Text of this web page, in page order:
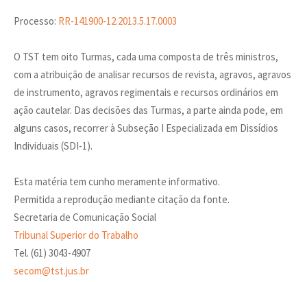
Processo: RR-141900-12.2013.5.17.0003
O TST tem oito Turmas, cada uma composta de três ministros,
com a atribuição de analisar recursos de revista, agravos, agravos
de instrumento, agravos regimentais e recursos ordinários em
ação cautelar. Das decisões das Turmas, a parte ainda pode, em
alguns casos, recorrer à Subseção I Especializada em Dissídios
Individuais (SDI-1).
Esta matéria tem cunho meramente informativo.
Permitida a reprodução mediante citação da fonte.
Secretaria de Comunicação Social
Tribunal Superior do Trabalho
Tel. (61) 3043-4907
secom@tst.jus.br